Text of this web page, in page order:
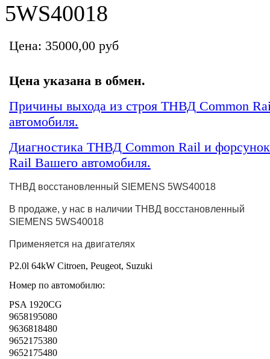
5WS40018
Цена: 35000,00 руб
Цена указана в обмен.
Причины выхода из строя ТНВД Common
автомобиля.
Диагностика ТНВД Common Rail и
Rail Вашего автомобиля.
ТНВД восстановленный SIEMENS 5WS40018
В продаже, у нас в наличии ТНВД восстановленный
SIEMENS 5WS40018
Применяется на двигателях
P2.0l 64kW Citroen, Peugeot, Suzuki
Номер по автомобилю:
PSA 1920CG
9658195080
9636818480
9652175380
9652175480